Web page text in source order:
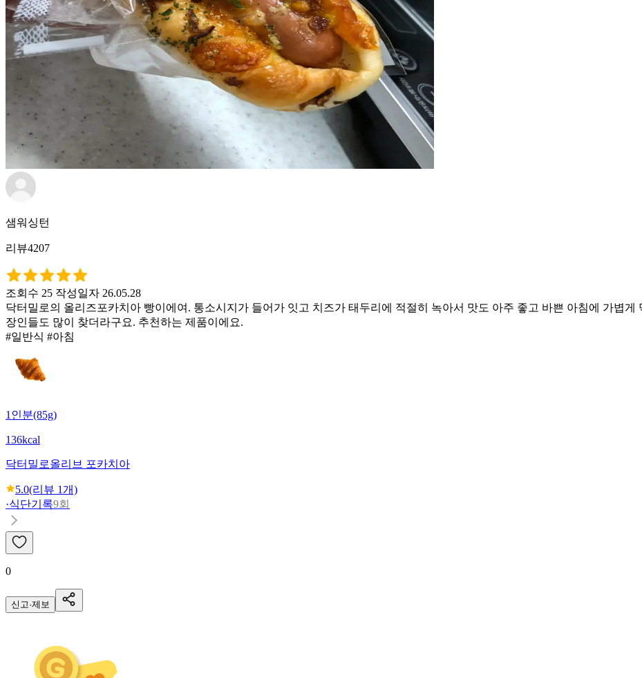
샘워싱턴
리뷰4207
조회수 25 작성일자 26.05.28
닥터밀로의 올리즈포카치아 빵이에여. 통소시지가 들어가 잇고 치즈가 태두리에 적절히 녹아서 맛도 아주 좋고 바쁜 아침에 가볍
장인들도 많이 찾더라구요. 추천하는 제품이에요.
#일반식 #아침
1인분(85g)
136kcal
닥터밀로올리브 포카치아
5.0(리뷰 1개)
·식단기록9회
0
신고·제보